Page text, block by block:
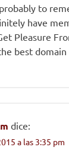
to
have
Pleasure
best domain
dice:
a las 3:35 pm